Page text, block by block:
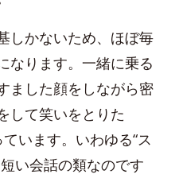
しかないため、ほぼ毎
なります。一緒に乗る
ました顔をしながら密
して笑いをとりた
います。いわゆる“ス
い会話の類なのです